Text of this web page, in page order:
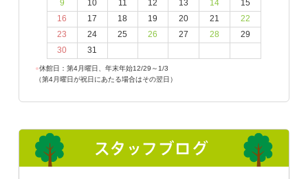
9
10 11 12 13 14
15
16
17 18 19 20 21
22
23
24 25 26 27 28
29
30
31
●休館日：第4月曜日、年末年始12/29～1/3
（第4月曜日が祝日にあたる場合はその翌日）